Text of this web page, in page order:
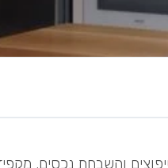
בתחום משנת 2003 מתעסק בתחום השיפוצים והשבחת